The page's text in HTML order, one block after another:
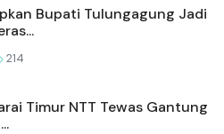
Bupati Tulungagung Jadi
214
Timur NTT Tewas Gantung